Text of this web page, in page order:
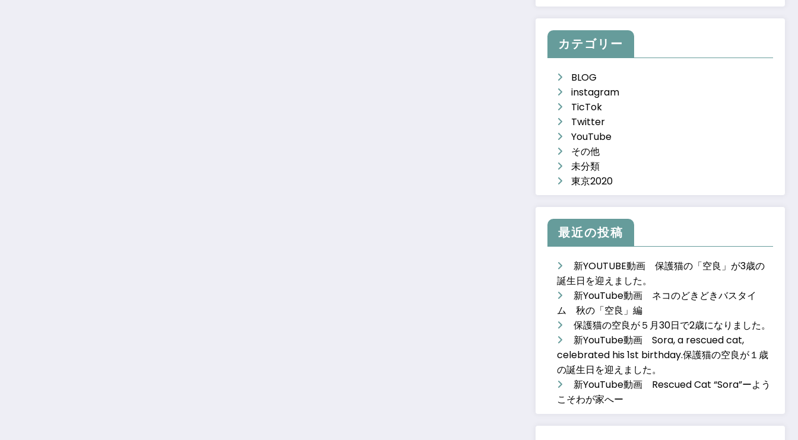
カテゴリー
BLOG
instagram
TicTok
Twitter
YouTube
その他
未分類
東京2020
最近の投稿
新YOUTUBE動画 保護猫の「空良」が3歳の
誕生日を迎えました。
新YouTube動画 ネコのどきどきバスタイ
ム 秋の「空良」編
保護猫の空良が５月30日で2歳になりました。
新YouTube動画 Sora, a rescued cat,
celebrated his 1st birthday.保護猫の空良が１歳
の誕生日を迎えました。
新YouTube動画 Rescued Cat “Sora”ーよう
こそわが家へー